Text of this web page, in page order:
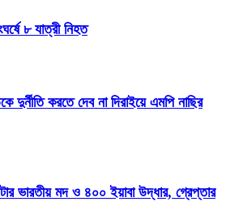
৮ যাত্রী নিহত
করতে দেব না দিরাইয়ে এমপি নাছির
ভারতীয় মদ ও ৪০০ ইয়াবা উদ্ধার, গ্রেপ্তার